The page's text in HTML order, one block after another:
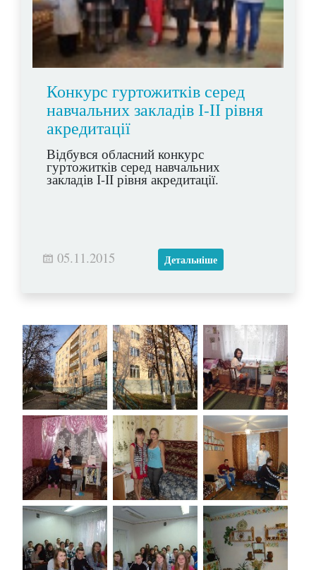
Конкурс гуртожитків серед
навчальних закладів І-ІІ рівня
акредитації
Відбувся обласний конкурс
гуртожитків серед навчальних
закладів І-ІІ рівня акредитації.
05.11.2015 Детальніше